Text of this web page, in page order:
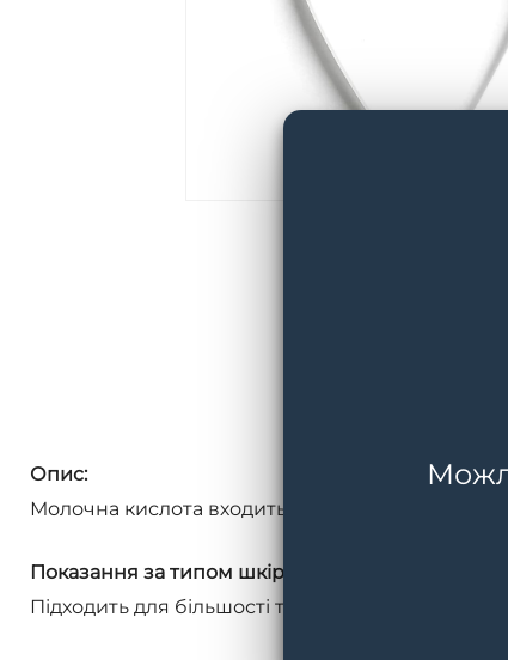
Опис:
Молочна кислота входить до групи альфа-
Показання за типом шкіри:
Підходить для більшості типів шкіри, ідеально